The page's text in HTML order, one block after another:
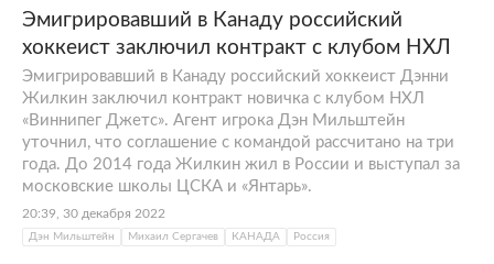
Эмигрировавший в Канаду российский
хоккеист заключил контракт с клубом НХЛ
Эмигрировавший в Канаду российский хоккеист Дэнни
Жилкин заключил контракт новичка с клубом НХЛ
«Виннипег Джетс». Агент игрока Дэн Мильштейн
уточнил, что соглашение с командой рассчитано на три
года. До 2014 года Жилкин жил в России и выступал за
московские школы ЦСКА и «Янтарь».
20:39, 30 декабря 2022
Дэн Мильштейн Михаил Сергачев КАНАДА Россия